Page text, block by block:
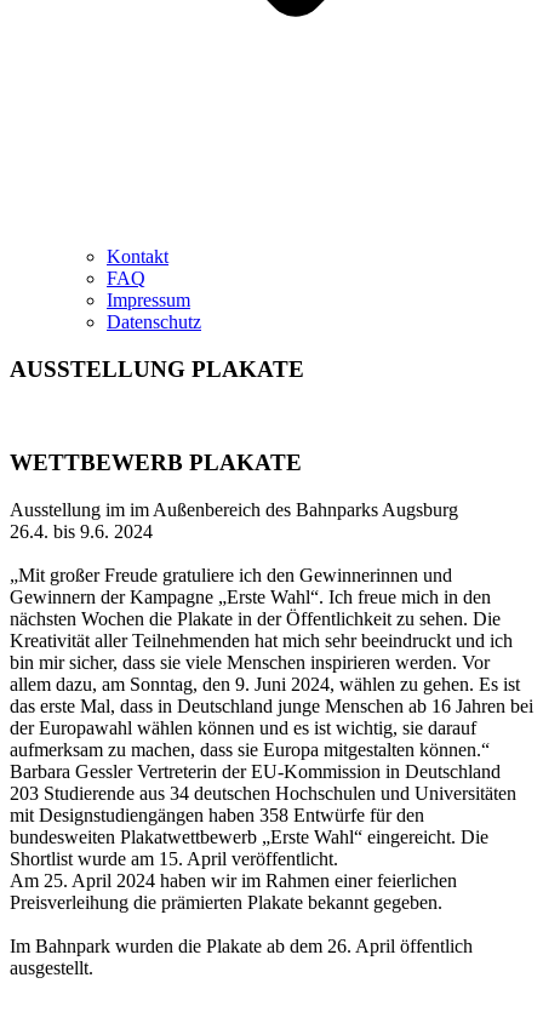
Kontakt
FAQ
Impressum
Datenschutz
AUSSTELLUNG PLAKATE
WETTBEWERB PLAKATE
Ausstellung im im Außenbereich des Bahnparks Augsburg
26.4. bis 9.6. 2024
„Mit großer Freude gratuliere ich den Gewinnerinnen und
Gewinnern der Kampagne „Erste Wahl“. Ich freue mich in den
nächsten Wochen die Plakate in der Öffentlichkeit zu sehen. Die
Kreativität aller Teilnehmenden hat mich sehr beeindruckt und ich
bin mir sicher, dass sie viele Menschen inspirieren werden. Vor
allem dazu, am Sonntag, den 9. Juni 2024, wählen zu gehen. Es ist
das erste Mal, dass in Deutschland junge Menschen ab 16 Jahren bei
der Europawahl wählen können und es ist wichtig, sie darauf
aufmerksam zu machen, dass sie Europa mitgestalten können.“
Barbara Gessler Vertreterin der EU-Kommission in Deutschland
203 Studierende aus 34 deutschen Hochschulen und Universitäten
mit Designstudiengängen haben 358 Entwürfe für den
bundesweiten Plakatwettbewerb „Erste Wahl“ eingereicht. Die
Shortlist wurde am 15. April veröffentlicht.
Am 25. April 2024 haben wir im Rahmen einer feierlichen
Preisverleihung die prämierten Plakate bekannt gegeben.
Im Bahnpark wurden die Plakate ab dem 26. April öffentlich
ausgestellt.